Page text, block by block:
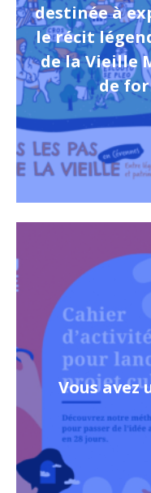
destinée à
le récit
de la Vieille
de
Vous